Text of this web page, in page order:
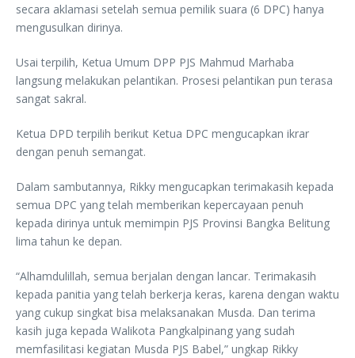
secara aklamasi setelah semua pemilik suara (6 DPC) hanya
mengusulkan dirinya.
Usai terpilih, Ketua Umum DPP PJS Mahmud Marhaba
langsung melakukan pelantikan. Prosesi pelantikan pun terasa
sangat sakral.
Ketua DPD terpilih berikut Ketua DPC mengucapkan ikrar
dengan penuh semangat.
Dalam sambutannya, Rikky mengucapkan terimakasih kepada
semua DPC yang telah memberikan kepercayaan penuh
kepada dirinya untuk memimpin PJS Provinsi Bangka Belitung
lima tahun ke depan.
“Alhamdulillah, semua berjalan dengan lancar. Terimakasih
kepada panitia yang telah berkerja keras, karena dengan waktu
yang cukup singkat bisa melaksanakan Musda. Dan terima
kasih juga kepada Walikota Pangkalpinang yang sudah
memfasilitasi kegiatan Musda PJS Babel,” ungkap Rikky